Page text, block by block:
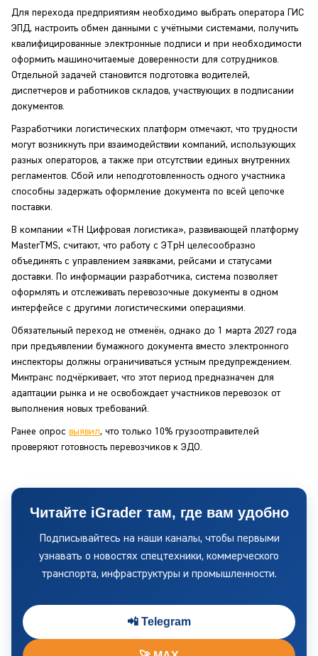
Для перехода предприятиям необходимо выбрать оператора ГИС
ЭПД, настроить обмен данными с учётными системами, получить
квалифицированные электронные подписи и при необходимости
оформить машиночитаемые доверенности для сотрудников.
Отдельной задачей становится подготовка водителей,
диспетчеров и работников складов, участвующих в подписании
документов.
Разработчики логистических платформ отмечают, что трудности
могут возникнуть при взаимодействии компаний, использующих
разных операторов, а также при отсутствии единых внутренних
регламентов. Сбой или неподготовленность одного участника
способны задержать оформление документа по всей цепочке
поставки.
В компании «ТН Цифровая логистика», развивающей платформу
MasterTMS, считают, что работу с ЭТрН целесообразно
объединять с управлением заявками, рейсами и статусами
доставки. По информации разработчика, система позволяет
оформлять и отслеживать перевозочные документы в одном
интерфейсе с другими логистическими операциями.
Обязательный переход не отменён, однако до 1 марта 2027 года
при предъявлении бумажного документа вместо электронного
инспекторы должны ограничиваться устным предупреждением.
Минтранс подчёркивает, что этот период предназначен для
адаптации рынка и не освобождает участников перевозок от
выполнения новых требований.
Ранее опрос выявил, что только 10% грузоотправителей
проверяют готовность перевозчиков к ЭДО.
Читайте iGrader там, где вам удобно
Подписывайтесь на наши каналы, чтобы первыми
узнавать о новостях спецтехники, коммерческого
транспорта, инфраструктуры и промышленности.
📲 Telegram